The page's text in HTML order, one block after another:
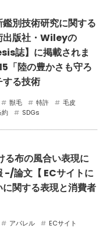
別技術研究に関する
出版社・Wileyの
誌】に掲載されま
「陸の豊かさも守ろ
する技術
獣毛 特許
毛皮
約 SDGs
る布の風合い表現に
論文【 ECサイトに
関する表現と消費者
アパレル ECサイト